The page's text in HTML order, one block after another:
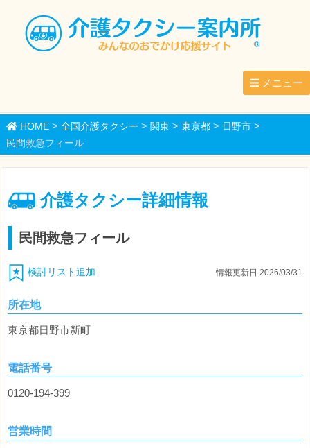
メニュー
HOME> 全国介護タクシー > 関東 > 東京都> 日野市>
民間救急フィール
介護タクシー詳細情報
民間救急フィール
検討リスト追加 情報更新日 2026/03/31
所在地
東京都日野市新町
電話番号
0120-194-399
営業時間